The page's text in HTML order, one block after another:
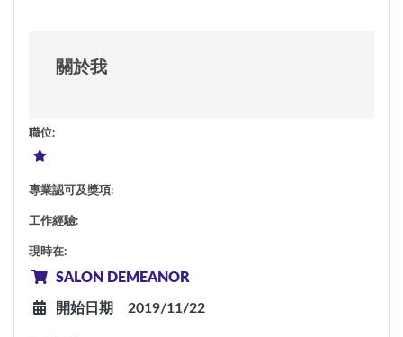
關於我
職位:
專業認可及獎項:
工作經驗:
現時在:
SALON DEMEANOR
開始日期 2019/11/22